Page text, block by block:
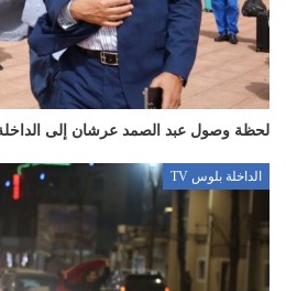
لحظة وصول عبد الصمد عرشان إلى
الداخلة بلوس TV